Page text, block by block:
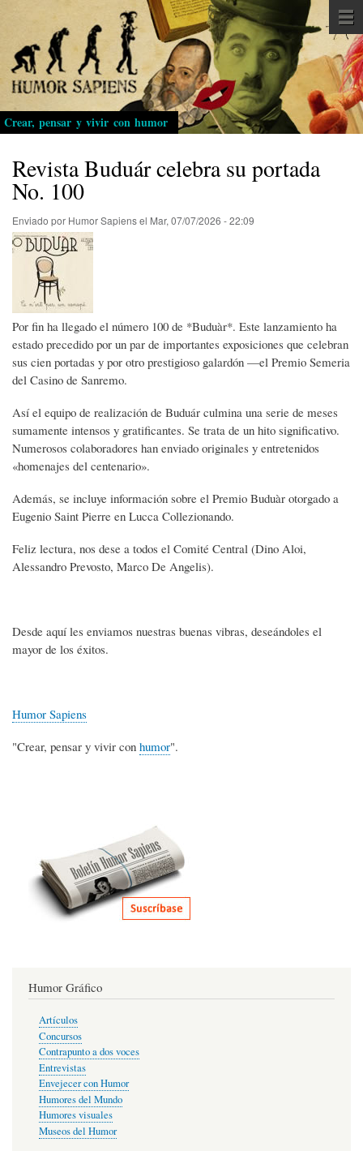
Pasar
al
contenido
principal
Crear, pensar y vivir con humor
Revista Buduár celebra su portada
No. 100
Enviado por Humor Sapiensel Mar, 07/07/2026 - 22:09
Por fin ha llegado el número 100 de *Buduàr*. Este lanzamiento ha
estado precedido por un par de importantes exposiciones que celebran
sus cien portadas y por otro prestigioso galardón —el Premio Semeria
del Casino de Sanremo.
Así el equipo de realización de Buduár culmina una serie de meses
sumamente intensos y gratificantes. Se trata de un hito significativo.
Numerosos colaboradores han enviado originales y entretenidos
«homenajes del centenario».
Además, se incluye información sobre el Premio Buduàr ​​otorgado a
Eugenio Saint Pierre en Lucca Collezionando.
Feliz lectura, nos dese a todos el Comité Central (Dino Aloi,
Alessandro Prevosto, Marco De Angelis).
Desde aquí les enviamos nuestras buenas vibras, deseándoles el
mayor de los éxitos.
Humor Sapiens
"Crear, pensar y vivir con humor".
Humor Gráfico
Artículos
Concursos
Contrapunto a dos voces
Entrevistas
Envejecer con Humor
Humores del Mundo
Humores visuales
Museos del Humor